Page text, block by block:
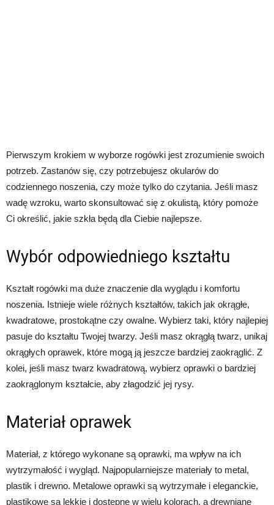
Pierwszym krokiem w wyborze rogówki jest zrozumienie swoich
potrzeb. Zastanów się, czy potrzebujesz okularów do
codziennego noszenia, czy może tylko do czytania. Jeśli masz
wadę wzroku, warto skonsultować się z okulistą, który pomoże
Ci określić, jakie szkła będą dla Ciebie najlepsze.
Wybór odpowiedniego kształtu
Kształt rogówki ma duże znaczenie dla wyglądu i komfortu
noszenia. Istnieje wiele różnych kształtów, takich jak okrągłe,
kwadratowe, prostokątne czy owalne. Wybierz taki, który najlepiej
pasuje do kształtu Twojej twarzy. Jeśli masz okrągłą twarz, unikaj
okrągłych oprawek, które mogą ją jeszcze bardziej zaokrąglić. Z
kolei, jeśli masz twarz kwadratową, wybierz oprawki o bardziej
zaokrąglonym kształcie, aby złagodzić jej rysy.
Materiał oprawek
Materiał, z którego wykonane są oprawki, ma wpływ na ich
wytrzymałość i wygląd. Najpopularniejsze materiały to metal,
plastik i drewno. Metalowe oprawki są wytrzymałe i eleganckie,
plastikowe są lekkie i dostępne w wielu kolorach, a drewniane